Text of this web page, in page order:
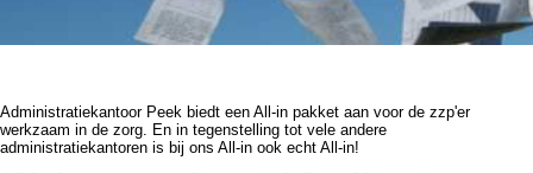
Administratiekantoor Peek biedt een All-in pakket aan voor de zzp'er
werkzaam in de zorg. En in tegenstelling tot vele andere
administratiekantoren is bij ons All-in ook echt All-in!